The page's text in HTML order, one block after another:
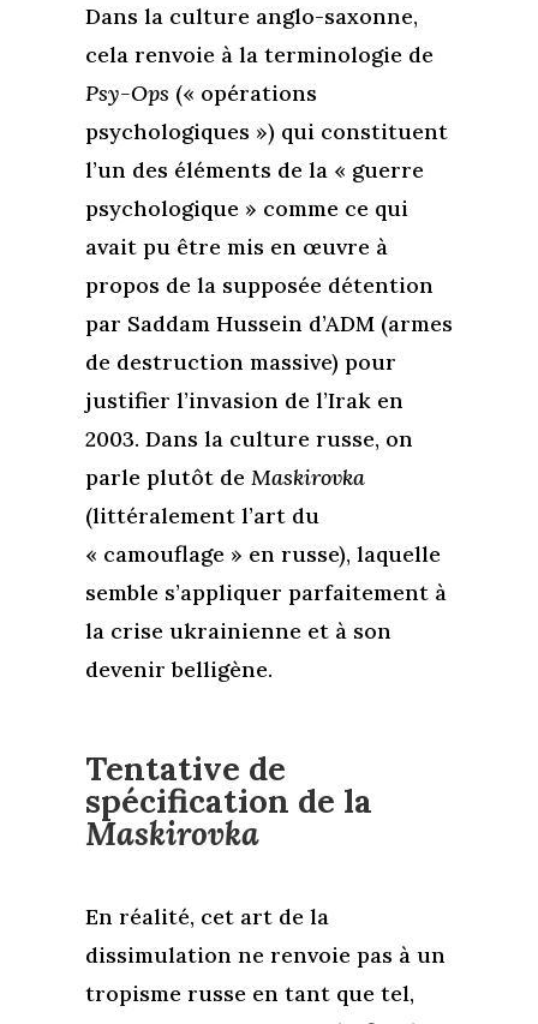
Dans la culture anglo-saxonne,
cela renvoie à la terminologie de
Psy-Ops (« opérations
psychologiques ») qui constituent
l’un des éléments de la « guerre
psychologique » comme ce qui
avait pu être mis en œuvre à
propos de la supposée détention
par Saddam Hussein d’ADM (armes
de destruction massive) pour
justifier l’invasion de l’Irak en
2003. Dans la culture russe, on
parle plutôt de Maskirovka
(littéralement l’art du
« camouflage » en russe), laquelle
semble s’appliquer parfaitement à
la crise ukrainienne et à son
devenir belligène.
Tentative de
spécification de la
Maskirovka
En réalité, cet art de la
dissimulation ne renvoie pas à un
tropisme russe en tant que tel,